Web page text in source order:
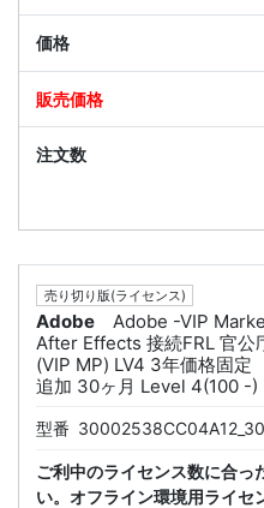
売り切り版(ライセンス)
Adobe
Adobe -VIP
After Effects 接続FRL 官公
(VIP MP) LV4 3年価格固定
追加 30ヶ月 Level 4(100 -)
型番 30002538CC04A12_30
ご利中のライセンス数に合っ
い。オフライン環境用ライセ